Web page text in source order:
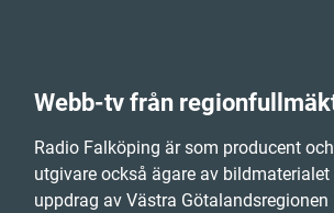
Webb-tv från
Radio Falköping är som producent
utgivare också ägare av
uppdrag av Västra Götalandsregionen